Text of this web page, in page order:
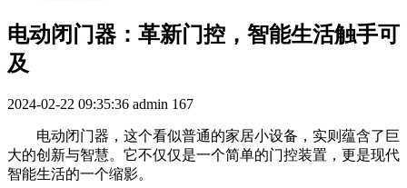
电动闭门器：革新门控，智能生活触手可
及
2024-02-22 09:35:36 admin 167
电动闭门器，这个看似普通的家居小设备，实则蕴含了巨
大的创新与智慧。它不仅仅是一个简单的门控装置，更是现代
智能生活的一个缩影。